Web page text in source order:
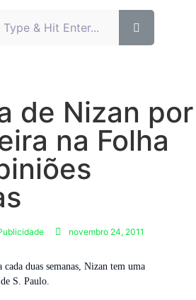
de Nizan por
na Folha
novembro 24, 2011
cada duas semanas, Nizan tem uma
S. Paulo.